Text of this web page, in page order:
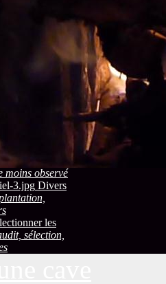
coulure, blessures,
la saison
véraison,
de la vigne
moins observé
Divers
les
sélection,